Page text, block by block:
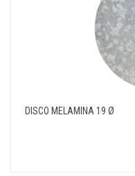
DISCO MELAMINA 19 Ø